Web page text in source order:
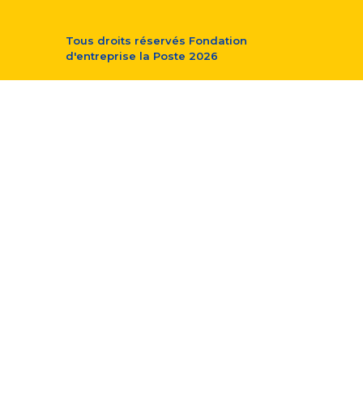
Tous droits réservés Fondation
d'entreprise la Poste 2026